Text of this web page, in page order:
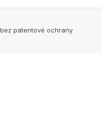
patentové ochrany